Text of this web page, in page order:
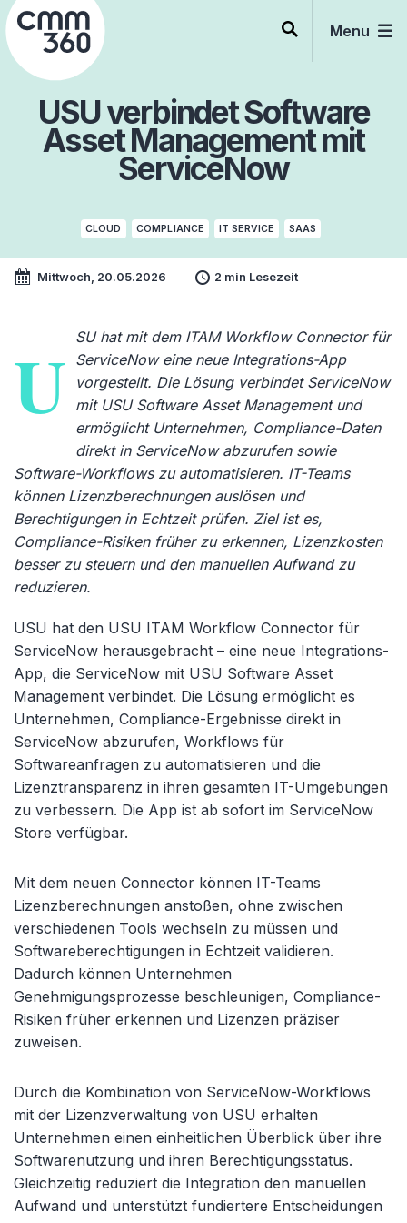
Skip
to
content
Menu
USU verbindet Software
Asset Management mit
ServiceNow
CLOUD COMPLIANCE IT SERVICE SAAS
Mittwoch, 20.05.2026 2 min Lesezeit
U
SU hat mit dem ITAM Workflow Connector für
ServiceNow eine neue Integrations-App
vorgestellt. Die Lösung verbindet ServiceNow
mit USU Software Asset Management und
ermöglicht Unternehmen, Compliance-Daten
direkt in ServiceNow abzurufen sowie
Software-Workflows zu automatisieren. IT-Teams
können Lizenzberechnungen auslösen und
Berechtigungen in Echtzeit prüfen. Ziel ist es,
Compliance-Risiken früher zu erkennen, Lizenzkosten
besser zu steuern und den manuellen Aufwand zu
reduzieren.
USU hat den USU ITAM Workflow Connector für
ServiceNow herausgebracht – eine neue Integrations-
App, die ServiceNow mit USU Software Asset
Management verbindet. Die Lösung ermöglicht es
Unternehmen, Compliance-Ergebnisse direkt in
ServiceNow abzurufen, Workflows für
Softwareanfragen zu automatisieren und die
Lizenztransparenz in ihren gesamten IT-Umgebungen
zu verbessern. Die App ist ab sofort im ServiceNow
Store verfügbar.
Mit dem neuen Connector können IT-Teams
Lizenzberechnungen anstoßen, ohne zwischen
verschiedenen Tools wechseln zu müssen und
Softwareberechtigungen in Echtzeit validieren.
Dadurch können Unternehmen
Genehmigungsprozesse beschleunigen, Compliance-
Risiken früher erkennen und Lizenzen präziser
zuweisen.
Durch die Kombination von ServiceNow-Workflows
mit der Lizenzverwaltung von USU erhalten
Unternehmen einen einheitlichen Überblick über ihre
Softwarenutzung und ihren Berechtigungsstatus.
Gleichzeitig reduziert die Integration den manuellen
Aufwand und unterstützt fundiertere Entscheidungen